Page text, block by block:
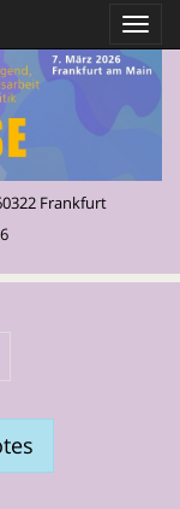
Frankfurt